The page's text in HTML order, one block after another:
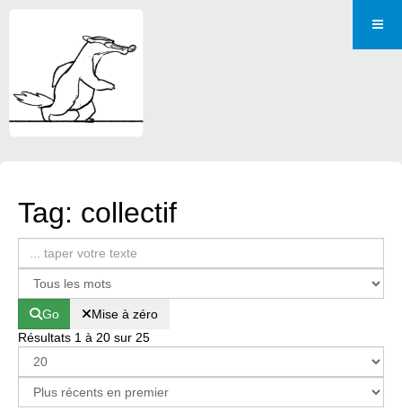
Tag: collectif
Go
Mise à zéro
Résultats 1 à 20 sur 25